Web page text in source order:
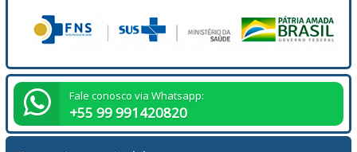
Fale conosco via Whatsapp:
+55 99 991420820